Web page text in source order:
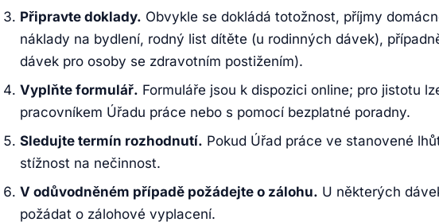
Připravte doklady. Obvykle se dokládá totožnost, příjmy
náklady na bydlení, rodný list dítěte (u rodinných dávek),
dávek pro osoby se zdravotním postižením).
Vyplňte formulář. Formuláře jsou k dispozici online; pro jistotu
pracovníkem Úřadu práce nebo s pomocí bezplatné poradny.
Sledujte termín rozhodnutí. Pokud Úřad práce ve stanovené
stížnost na nečinnost.
V odůvodněném případě požádejte o zálohu. U některých
požádat o zálohové vyplacení.